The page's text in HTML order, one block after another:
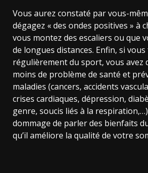
Vous aurez constaté par vous-
dégagez « des ondes positives » à
vous montez des escaliers ou que
de longues distances. Enfin, si
régulièrement du sport, vous avez
moins de problème de santé et
maladies (cancers, accidents
crises cardiaques, dépression,
genre, soucis liés à la
dommage de parler des bienfaits
qu’il améliore la qualité de votre